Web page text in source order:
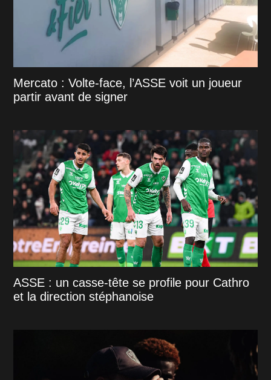
Mercato : Volte-face, l’ASSE voit un joueur
partir avant de signer
ASSE : un casse-tête se profile pour Cathro
et la direction stéphanoise